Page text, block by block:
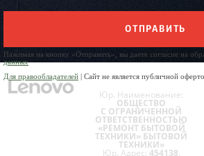
ОТПРАВИТЬ
Нажимая на кнопку «Отправить», вы даете согласие на
данных
Для правообладателей | Сайт не является публичной
Юр. Наименование:
ОБЩЕСТВО
С ОГРАНИЧЕННОЙ
ОТВЕТСТВЕННОСТЬЮ
«РЕМОНТ БЫТОВОЙ
ТЕХНИКИ» БЫТОВОЙ
ТЕХНИКИ»
Юр. Адрес: 454138,